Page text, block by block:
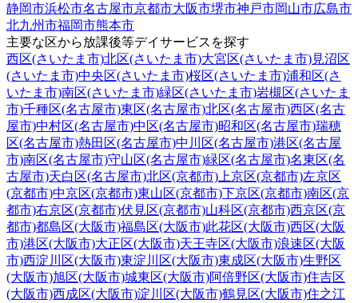
静岡市浜松市名古屋市京都市大阪市堺市神戸市岡山市広島市
北九州市福岡市熊本市
主要な区から放課後等デイサービスを探す
西区(さいたま市)北区(さいたま市)大宮区(さいたま市)見沼区
(さいたま市)中央区(さいたま市)桜区(さいたま市)浦和区(さ
いたま市)南区(さいたま市)緑区(さいたま市)岩槻区(さいたま
市)千種区(名古屋市)東区(名古屋市)北区(名古屋市)西区(名古
屋市)中村区(名古屋市)中区(名古屋市)昭和区(名古屋市)瑞穂
区(名古屋市)熱田区(名古屋市)中川区(名古屋市)港区(名古屋
市)南区(名古屋市)守山区(名古屋市)緑区(名古屋市)名東区(名
古屋市)天白区(名古屋市)北区(京都市) 上京区(京都市)左京区
(京都市)中京区(京都市)東山区(京都市)下京区(京都市)南区(京
都市)右京区(京都市)伏見区(京都市)山科区(京都市)西京区(京
都市)都島区(大阪市)福島区(大阪市)此花区(大阪市)西区(大阪
市)港区(大阪市)大正区(大阪市)天王寺区(大阪市)浪速区(大阪
市)西淀川区(大阪市)東淀川区(大阪市)東成区(大阪市)生野区
(大阪市)旭区(大阪市)城東区(大阪市)阿倍野区(大阪市)住吉区
(大阪市)西成区(大阪市)淀川区(大阪市)鶴見区(大阪市)住之江